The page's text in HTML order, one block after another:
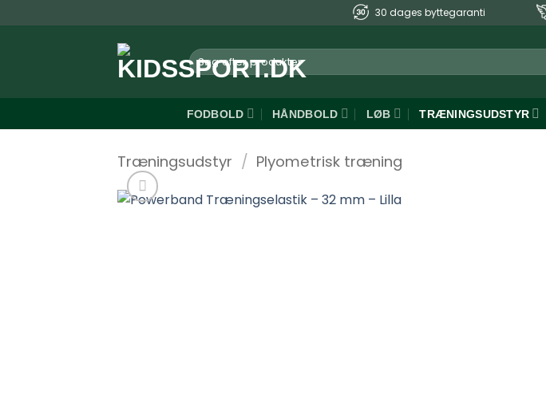
til
30 dages byttegaranti
Søg
efter:
FODBOLD HÅNDBOLD LØB TRÆNINGSUDSTYR
Træningsudstyr / Plyometrisk træning